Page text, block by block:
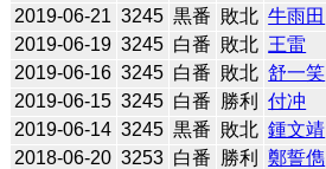
2019-06-21 3245 黒番 敗北 牛雨田
2019-06-19 3245 白番 敗北 王雷
2019-06-16 3245 白番 敗北 舒一笑
2019-06-15 3245 白番 勝利 付冲
2019-06-14 3245 黒番 敗北 鍾文靖
2018-06-20 3253 白番 勝利 鄭誓儁